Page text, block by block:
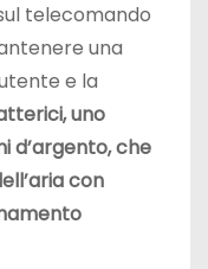
telecomando
una
e la
uno
d’argento, che
con